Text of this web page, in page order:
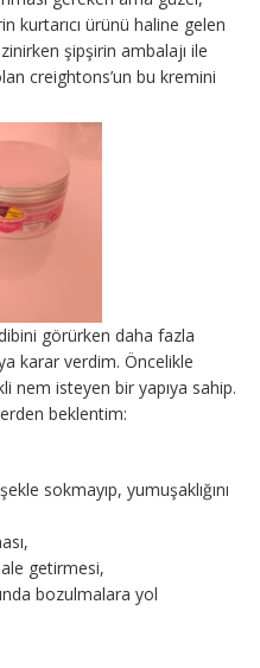
kurtarıcı ürünü haline gelen
şipşirin ambalajı ile
creightons’un bu kremini
görürken daha fazla
karar verdim. Öncelikle
nem isteyen bir yapıya sahip.
beklentim:
sokmayıp, yumuşaklığını
getirmesi,
bozulmalara yol